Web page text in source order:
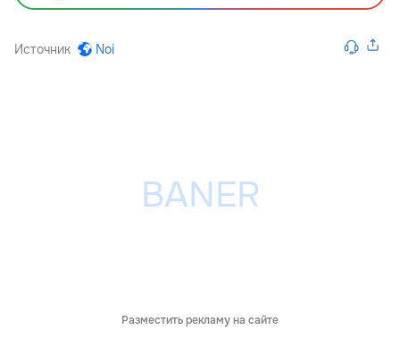
Источник Noi
Разместить рекламу на сайте